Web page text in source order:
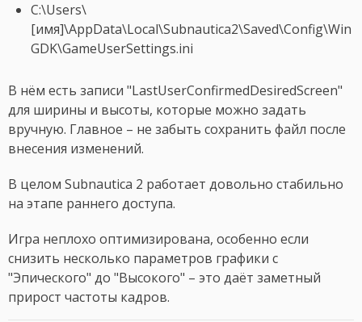
C:\Users\
[имя]\AppData\Local\Subnautica2\Saved\Config\Win
GDK\GameUserSettings.ini
В нём есть записи "LastUserConfirmedDesiredScreen"
для ширины и высоты, которые можно задать
вручную. Главное – не забыть сохранить файл после
внесения изменений.
В целом Subnautica 2 работает довольно стабильно
на этапе раннего доступа.
Игра неплохо оптимизирована, особенно если
снизить несколько параметров графики с
"Эпического" до "Высокого" – это даёт заметный
прирост частоты кадров.